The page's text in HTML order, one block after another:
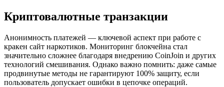
Криптовалютные транзакции
Анонимность платежей — ключевой аспект при работе с
кракен сайт наркотиков. Мониторинг блокчейна стал
значительно сложнее благодаря внедрению CoinJoin и других
технологий смешивания. Однако важно помнить: даже самые
продвинутые методы не гарантируют 100% защиту, если
пользователь допускает ошибки в цепочке операций.